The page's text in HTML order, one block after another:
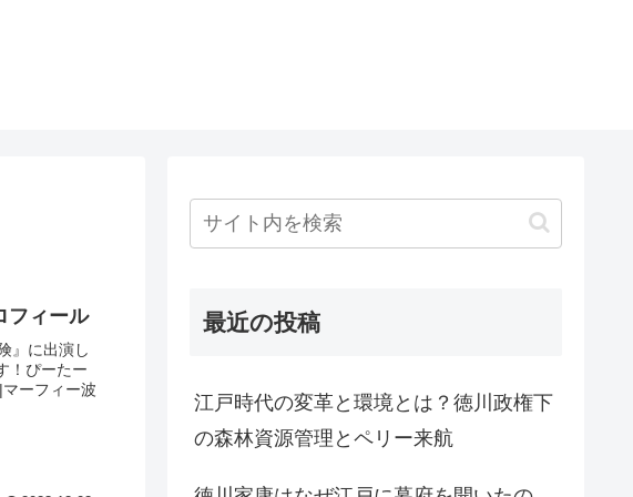
フィール
』に出演し
！ぴーたー
ーフィー波
最近の投稿
江戸時代の変革と環境とは？徳川政権下
の森林資源管理とペリー来航